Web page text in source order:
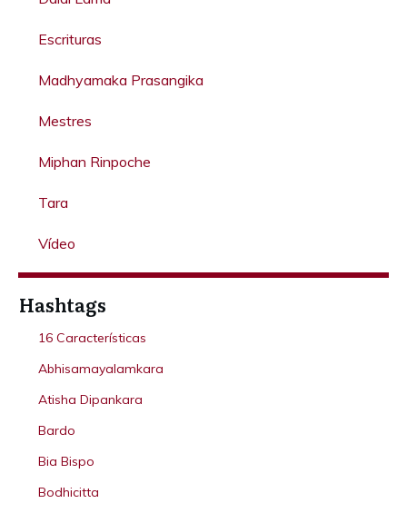
Escrituras
Madhyamaka Prasangika
Mestres
Miphan Rinpoche
Tara
Vídeo
Hashtags
16 Características
Abhisamayalamkara
Atisha Dipankara
Bardo
Bia Bispo
Bodhicitta